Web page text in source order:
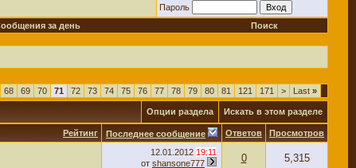
Пароль
за день Поиск
68 69 70 71 72 73 74 75 76 77 78 79 80 81 121 171 > Last »
Опции раздела Искать в этом разделе
Рейтинг Последнее сообщение Ответов Просмотров
12.01.2012 19:11
от shansone777 0 5,315